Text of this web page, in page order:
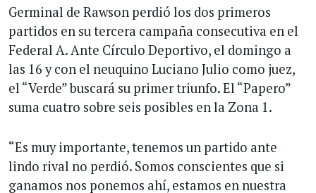
Germinal de Rawson perdió los dos primeros
partidos en su tercera campaña consecutiva en el
Federal A. Ante Círculo Deportivo, el domingo a
las 16 y con el neuquino Luciano Julio como juez,
el “Verde” buscará su primer triunfo. El “Papero”
suma cuatro sobre seis posibles en la Zona 1.
“Es muy importante, tenemos un partido ante
lindo rival no perdió. Somos conscientes que si
ganamos nos ponemos ahí, estamos en nuestra